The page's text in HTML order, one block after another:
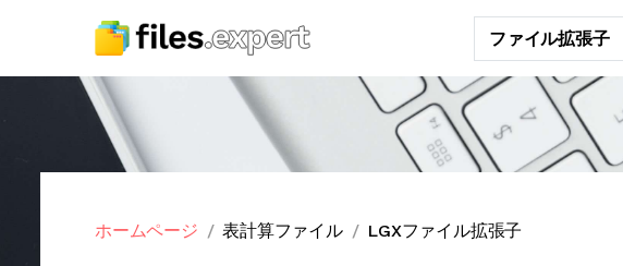
ファイル拡張子
ホームページ 表計算ファイル LGXファイル拡張子